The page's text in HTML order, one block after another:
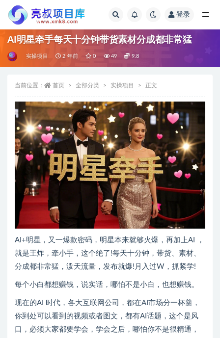
登录
AI明星牵手每天十分钟带货素材分成都非常猛
实操项目 2 年前 0 49 9.8
当前位置： 首页 全部分类 实操项目 正文
AI+明星，又一爆款密码，明星本来就够火爆，再加上AI ，
就是王炸，牵小手，这个绝了!每天十分钟，带货、素材、
分成都非常猛，泼天流量，发布就爆!月入过W，抓紧学!
每个小白都想赚钱，说实话，哪怕不是小白，也想赚钱。
现在的AI 时代，各大互联网公司，都在AI市场分一杯羹，
你到处可以看到的视频或者图文，都有AI话题，这个是风
口，必须大家都要学会，学会之后，哪怕你不是很精通，